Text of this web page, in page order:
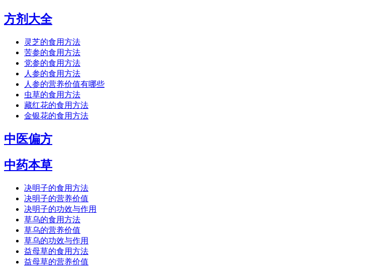
方剂大全
灵芝的食用方法
苦参的食用方法
党参的食用方法
人参的食用方法
人参的营养价值有哪些
虫草的食用方法
藏红花的食用方法
金银花的食用方法
中医偏方
中药本草
决明子的食用方法
决明子的营养价值
决明子的功效与作用
草乌的食用方法
草乌的营养价值
草乌的功效与作用
益母草的食用方法
益母草的营养价值